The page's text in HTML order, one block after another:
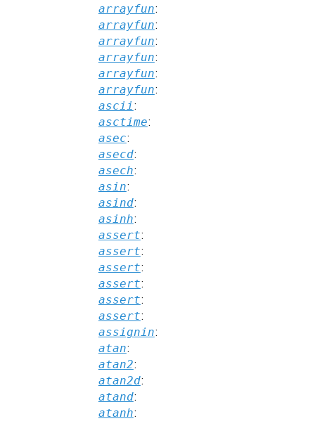
arrayfun:
arrayfun:
arrayfun:
arrayfun:
arrayfun:
arrayfun:
ascii:
asctime:
asec:
asecd:
asech:
asin:
asind:
asinh:
assert:
assert:
assert:
assert:
assert:
assert:
assignin:
atan:
atan2:
atan2d:
atand:
atanh: